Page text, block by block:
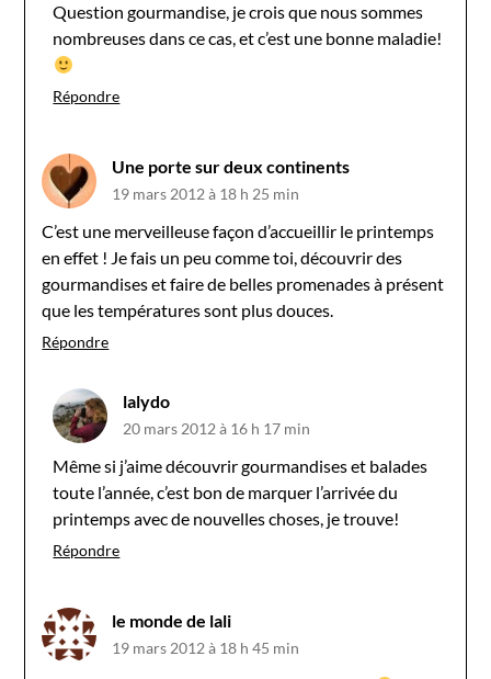
Question gourmandise, je crois que nous sommes
nombreuses dans ce cas, et c’est une bonne maladie!
Répondre
Une porte sur deux continents
19 mars 2012 à 18 h 25 min
C’est une merveilleuse façon d’accueillir le printemps
en effet ! Je fais un peu comme toi, découvrir des
gourmandises et faire de belles promenades à présent
que les températures sont plus douces.
Répondre
lalydo
20 mars 2012 à 16 h 17 min
Même si j’aime découvrir gourmandises et balades
toute l’année, c’est bon de marquer l’arrivée du
printemps avec de nouvelles choses, je trouve!
Répondre
le monde de lali
19 mars 2012 à 18 h 45 min